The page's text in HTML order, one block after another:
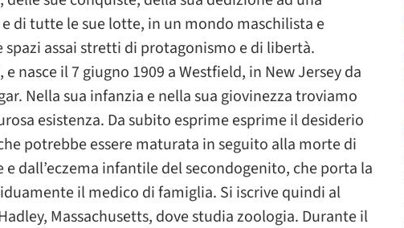
di tutte le sue lotte, in un mondo maschilista e
assai stretti di protagonismo e di libertà.
nasce il 7 giugno 1909 a Westfield, in New Jersey da
Nella sua infanzia e nella sua giovinezza troviamo
esistenza. Da subito esprime esprime il desiderio
potrebbe essere maturata in seguito alla morte di
dall’eczema infantile del secondogenito, che porta la
il medico di famiglia. Si iscrive quindi al
Massachusetts, dove studia zoologia. Durante il